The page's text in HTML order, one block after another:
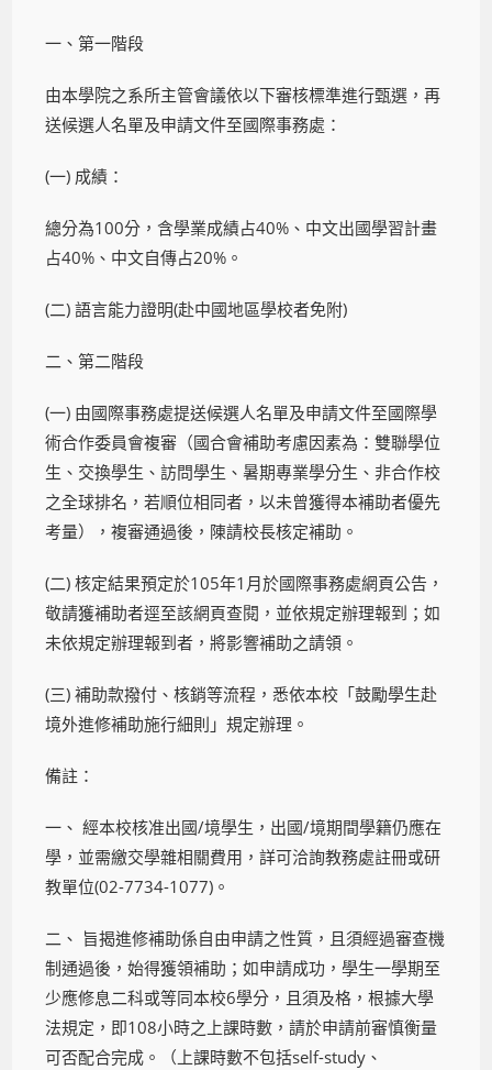
一、第一階段
由本學院之系所主管會議依以下審核標準進行甄選，再
送候選人名單及申請文件至國際事務處：
(一) 成績：
總分為100分，含學業成績占40%、中文出國學習計畫
占40%、中文自傳占20%。
(二) 語言能力證明(赴中國地區學校者免附)
二、第二階段
(一) 由國際事務處提送候選人名單及申請文件至國際學
術合作委員會複審（國合會補助考慮因素為：雙聯學位
生、交換學生、訪問學生、暑期專業學分生、非合作校
之全球排名，若順位相同者，以未曾獲得本補助者優先
考量），複審通過後，陳請校長核定補助。
(二) 核定結果預定於105年1月於國際事務處網頁公告，
敬請獲補助者逕至該網頁查閱，並依規定辦理報到；如
未依規定辦理報到者，將影響補助之請領。
(三) 補助款撥付、核銷等流程，悉依本校「鼓勵學生赴
境外進修補助施行細則」規定辦理。
備註：
一、 經本校核准出國/境學生，出國/境期間學籍仍應在
學，並需繳交學雜相關費用，詳可洽詢教務處註冊或研
教單位(02-7734-1077)。
二、 旨揭進修補助係自由申請之性質，且須經過審查機
制通過後，始得獲領補助；如申請成功，學生一學期至
少應修息二科或等同本校6學分，且須及格，根據大學
法規定，即108小時之上課時數，請於申請前審慎衡量
可否配合完成。（上課時數不包括self-study、